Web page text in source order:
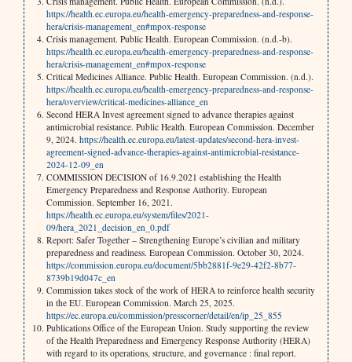
https://health.ec.europa.eu/health-emergency-preparedness-and-response-
hera/crisis-management_en#mpox-response
Crisis management. Public Health. European Commission. (n.d.-b).
https://health.ec.europa.eu/health-emergency-preparedness-and-response-
hera/crisis-management_en#mpox-response
Critical Medicines Alliance. Public Health. European Commission. (n.d.).
https://health.ec.europa.eu/health-emergency-preparedness-and-response-
hera/overview/critical-medicines-alliance_en
Second HERA Invest agreement signed to advance therapies against
antimicrobial resistance. Public Health. European Commission. December
9, 2024. https://health.ec.europa.eu/latest-updates/second-hera-invest-
agreement-signed-advance-therapies-against-antimicrobial-resistance-
2024-12-09_en
COMMISSION DECISION of 16.9.2021 establishing the Health
Emergency Preparedness and Response Authority. European
Commission. September 16, 2021.
https://health.ec.europa.eu/system/files/2021-
09/hera_2021_decision_en_0.pdf
Report: Safer Together – Strengthening Europe’s civilian and military
preparedness and readiness. European Commission. October 30, 2024.
https://commission.europa.eu/document/5bb2881f-9e29-42f2-8b77-
8739b19d047c_en
Commission takes stock of the work of HERA to reinforce health security
in the EU. European Commission. March 25, 2025.
https://ec.europa.eu/commission/presscorner/detail/en/ip_25_855
Publications Office of the European Union. Study supporting the review
of the Health Preparedness and Emergency Response Authority (HERA)
with regard to its operations, structure, and governance : final report.